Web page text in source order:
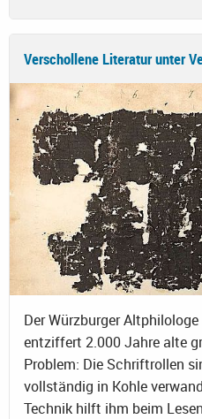
Verschollene Literatur unter
Der Würzburger
entziffert 2.000 Jahre alte
Problem: Die Schriftrollen
vollständig in Kohle
Technik hilft ihm beim